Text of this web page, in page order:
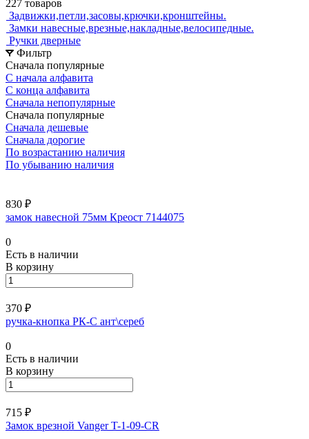
227 товаров
Задвижки,петли,засовы,крючки,кронштейны.
Замки навесные,врезные,накладные,велосипедные.
Ручки дверные
Фильтр
Сначала популярные
С начала алфавита
С конца алфавита
Сначала непопулярные
Сначала популярные
Сначала дешевые
Сначала дорогие
По возрастанию наличия
По убыванию наличия
830 ₽
замок навесной 75мм Креост 7144075
0
Есть в наличии
В корзину
370 ₽
ручка-кнопка РК-С ант\сереб
0
Есть в наличии
В корзину
715 ₽
Замок врезной Vanger T-1-09-CR